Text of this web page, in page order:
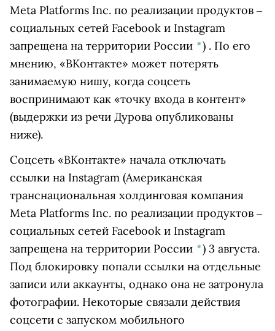
Meta Platforms Inc. по реализации продуктов ‒
социальных сетей Facebook и Instagram
запрещена на территории России *) . По его
мнению, «ВКонтакте» может потерять
занимаемую нишу, когда соцсеть
воспринимают как «точку входа в контент»
(выдержки из речи Дурова опубликованы
ниже).
Соцсеть «ВКонтакте» начала отключать
ссылки на Instagram (Американская
транснациональная холдинговая компания
Meta Platforms Inc. по реализации продуктов ‒
социальных сетей Facebook и Instagram
запрещена на территории России *) 3 августа.
Под блокировку попали ссылки на отдельные
записи или аккаунты, однако она не затронула
фотографии. Некоторые связали действия
соцсети с запуском мобильного